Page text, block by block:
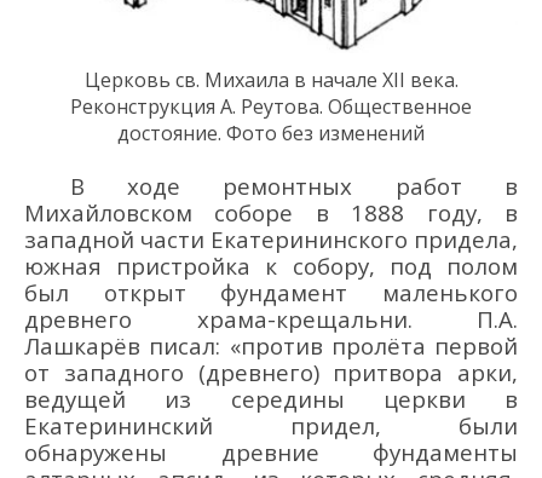
Церковь св. Михаила в начале XII века.
Реконструкция А. Реутова. Общественное
достояние. Фото без изменений
В ходе ремонтных работ в
Михайловском соборе в 1888 году, в
западной части Екатерининского придела,
южная пристройка к собору, под полом
был открыт фундамент маленького
древнего храма-крещальни. П.А.
Лашкарёв писал: «против пролёта первой
от западного (древнего) притвора арки,
ведущей из середины церкви в
Екатерининский придел, были
обнаружены древние фундаменты